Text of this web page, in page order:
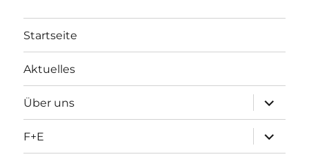
Startseite
Aktuelles
Über uns
öffnen
F+E
öffnen